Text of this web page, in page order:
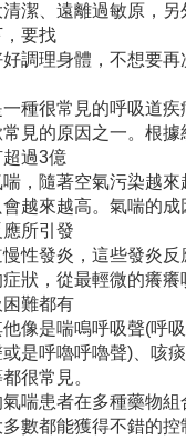
潔、遠離過敏原，另
，要找
調理身體，不想要再
種很常見的呼吸道疾
見的原因之一。根據
過3億
喘，隨著空氣污染越來
越來越高。氣喘的成
所引發
性發炎，這些發炎反
狀，從最輕微的癢癢
難都有
像是喘鳴呼吸聲(呼
是呼嚕呼嚕聲)、咳痰
很常見。
喘患者在多種藥物組
數都能獲得不錯的控